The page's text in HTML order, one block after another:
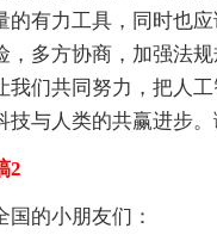
的有力工具，同时也
，多方协商，加强法
我们共同努力，把人
技与人类的共赢进步。
2
的小朋友们：